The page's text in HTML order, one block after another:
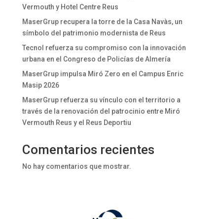
Vermouth y Hotel Centre Reus
MaserGrup recupera la torre de la Casa Navàs, un
símbolo del patrimonio modernista de Reus
Tecnol refuerza su compromiso con la innovación
urbana en el Congreso de Policías de Almería
MaserGrup impulsa Miró Zero en el Campus Enric
Masip 2026
MaserGrup refuerza su vínculo con el territorio a
través de la renovación del patrocinio entre Miró
Vermouth Reus y el Reus Deportiu
Comentarios recientes
No hay comentarios que mostrar.